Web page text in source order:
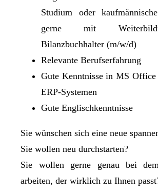
Studium oder
gerne mit
Bilanzbuchhalter (m/w/d)
Relevante Berufserfahrung
Gute Kenntnisse in MS Office
ERP-Systemen
Gute Englischkenntnisse
Sie wünschen sich eine neue
Sie wollen neu durchstarten?
Sie wollen gerne genau bei
arbeiten, der wirklich zu Ihnen